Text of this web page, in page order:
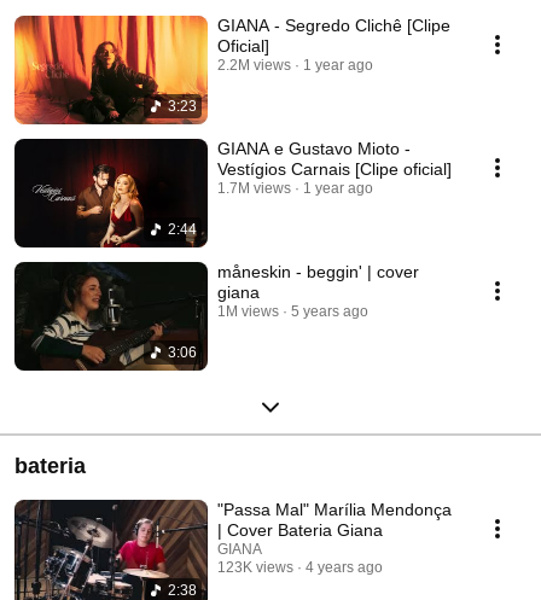
3:23
GIANA - Segredo Clichê [Clipe
Oficial]
2.2M views 1 year ago
2:44
GIANA e Gustavo Mioto -
Vestígios Carnais [Clipe oficial]
1.7M views 1 year ago
3:06
måneskin - beggin' | cover
giana
1M views 5 years ago
bateria
2:38
"Passa Mal" Marília Mendonça
| Cover Bateria Giana
GIANA
123K views
4 years ago